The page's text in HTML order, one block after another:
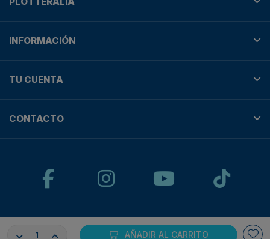
AÑADIR AL CARRITO
INFORMACIÓN
TU CUENTA
CONTACTO
© Plotteralia